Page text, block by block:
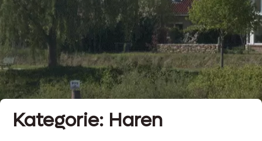
Kategorie: Haren